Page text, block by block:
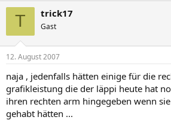
T trick17
Gast
12. August 2007
naja , jedenfalls hätten einige für die
grafikleistung die der läppi heute hat
ihren rechten arm hingegeben wenn
gehabt hätten ...